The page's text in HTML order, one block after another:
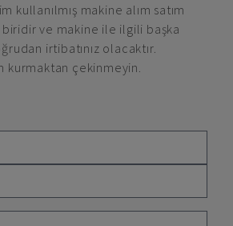
kullanılmış makine alım satım
biridir ve makine ile ilgili başka
irtibatınız olacaktır.
kurmaktan çekinmeyin.